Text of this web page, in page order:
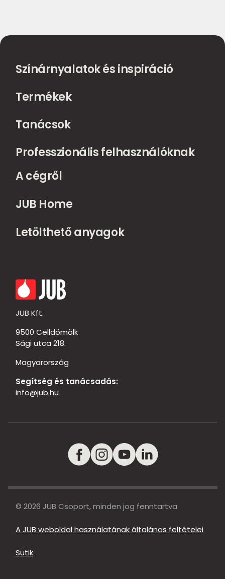
Színárnyalatok és inspiráció
Termékek
Tanácsok
Professzionális felhasználóknak
A cégről
JUB Home
Letölthető anyagok
JUB Kft.
9500 Celldömölk
Sági utca 218.
Magyarország
Segítség és tanácsadás:
info@jub.hu
© 2026 JUB Csoport, minden jog fenntartva
A JUB weboldal használatának általános feltételei
Sütik